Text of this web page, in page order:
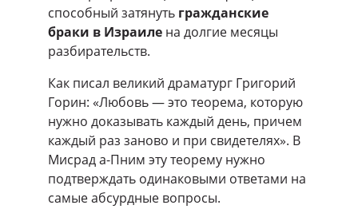
способный затянуть гражданские
браки в Израиле на долгие месяцы
разбирательств.
Как писал великий драматург Григорий
Горин: «Любовь — это теорема, которую
нужно доказывать каждый день, причем
каждый раз заново и при свидетелях». В
Мисрад а-Пним эту теорему нужно
подтверждать одинаковыми ответами на
самые абсурдные вопросы.